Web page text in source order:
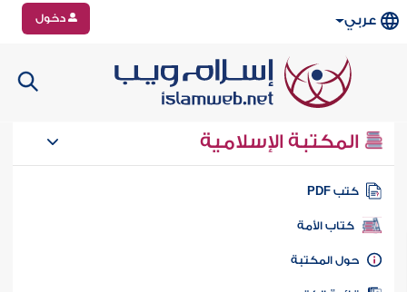
عربي دخول
المكتبة الإسلامية
كتب PDF
كتاب الأمة